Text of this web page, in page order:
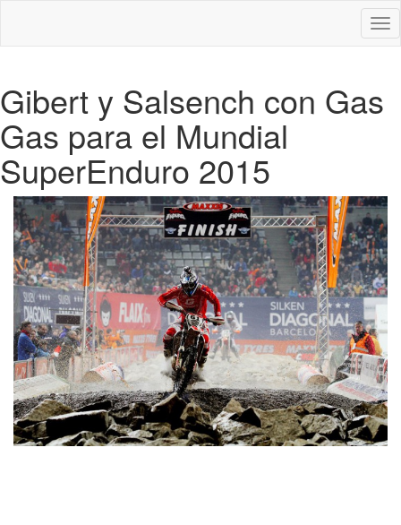
Gibert y Salsench con Gas
Gas para el Mundial
SuperEnduro 2015